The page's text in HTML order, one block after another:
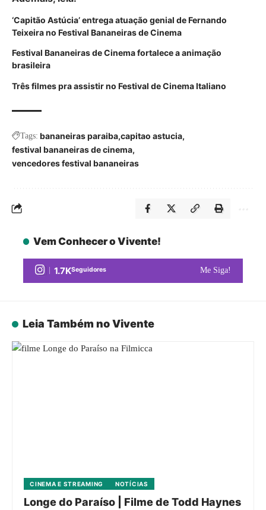
‘Capitão Astúcia’ entrega atuação genial de Fernando
Teixeira no Festival Bananeiras de Cinema
Festival Bananeiras de Cinema fortalece a animação
brasileira
Três filmes pra assistir no Festival de Cinema Italiano
Tags: bananeiras paraiba capitao astucia
festival bananeiras de cinema
vencedores festival bananeiras
Vem Conhecer o Vivente!
1.7KSeguidores Me Siga!
Leia Também no Vivente
CINEMA E STREAMING NOTÍCIAS
Longe do Paraíso | Filme de Todd Haynes